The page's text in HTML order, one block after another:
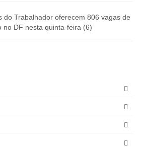
do Trabalhador oferecem 806 vagas de
no DF nesta quinta-feira (6)